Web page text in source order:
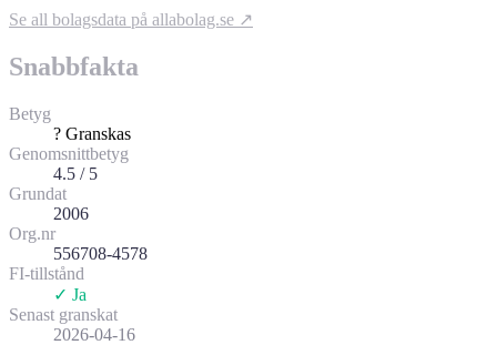
Se all bolagsdata på allabolag.se ↗
Snabbfakta
Betyg
? Granskas
Genomsnittbetyg
4.5 / 5
Grundat
2006
Org.nr
556708-4578
FI-tillstånd
✓ Ja
Senast granskat
2026-04-16